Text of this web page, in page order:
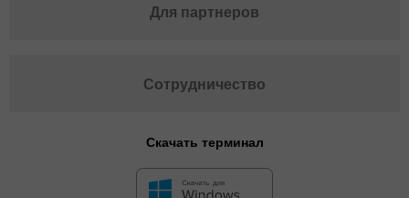
Для партнеров
Сотрудничество
Скачать терминал